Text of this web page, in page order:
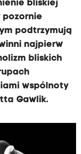
bliskiej
pozornie
podtrzymują
najpierw
bliskich
wspólnoty
Gawlik.